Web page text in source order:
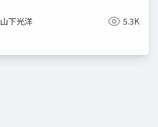
山下光洋 5.3K